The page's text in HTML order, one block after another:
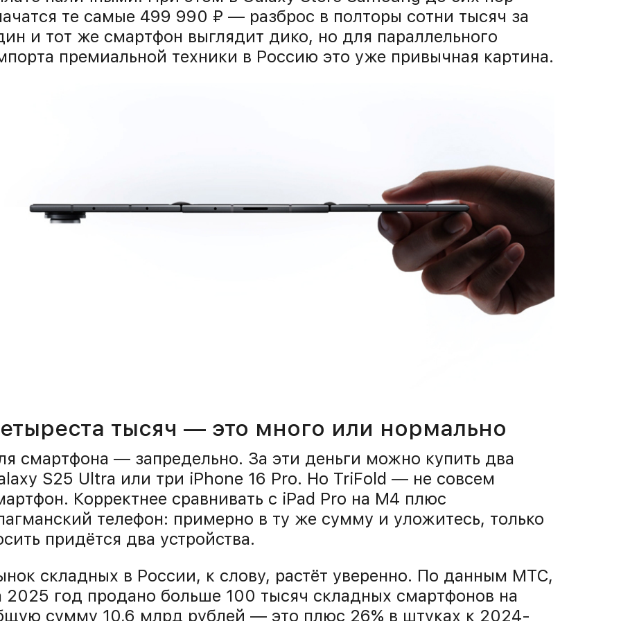
те самые 499 990 ₽ — разброс в полторы сотни тысяч за
и тот же смартфон выглядит дико, но для параллельного
премиальной техники в Россию это уже привычная картина.
тысяч — это много или нормально
смартфона — запредельно. За эти деньги можно купить два
S25 Ultra или три iPhone 16 Pro. Но TriFold — не совсем
Корректнее сравнивать с iPad Pro на M4 плюс
телефон: примерно в ту же сумму и уложитесь, только
придётся два устройства.
складных в России, к слову, растёт уверенно. По данным МТС,
2025 год продано больше 100 тысяч складных смартфонов на
сумму 10,6 млрд рублей — это плюс 26% в штуках к 2024-